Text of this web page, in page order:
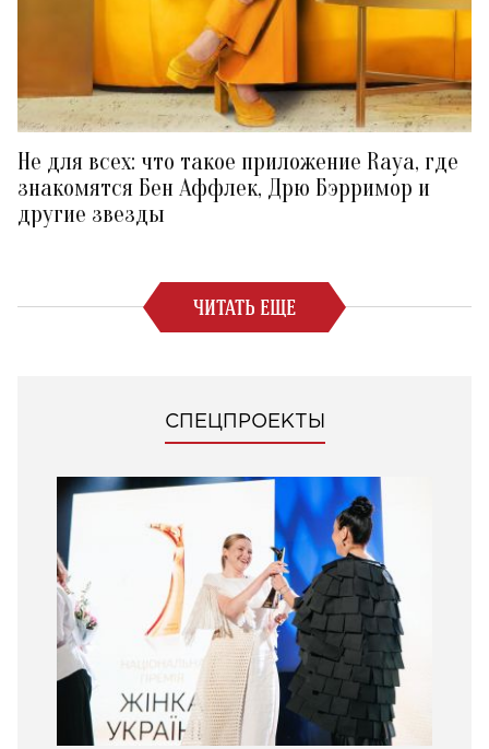
Не для всех: что такое приложение Raya, где
знакомятся Бен Аффлек, Дрю Бэрримор и
другие звезды
ЧИТАТЬ ЕЩЕ
СПЕЦПРОЕКТЫ